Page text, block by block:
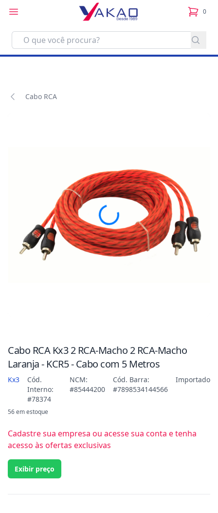
0
itens
Cabo RCA
Cabo RCA Kx3 2 RCA-Macho 2 RCA-Macho
Laranja - KCR5 - Cabo com 5 Metros
Kx3
Cód.
Interno:
#78374
NCM:
#85444200
Cód. Barra:
#7898534144566
Importado
56 em estoque
Cadastre sua empresa ou acesse sua conta e tenha
acesso às ofertas exclusivas
Exibir preço